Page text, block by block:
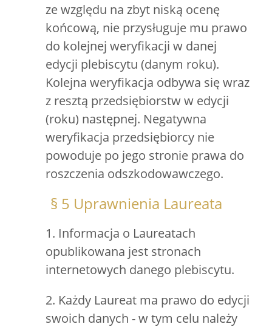
ze względu na zbyt niską ocenę
końcową, nie przysługuje mu prawo
do kolejnej weryfikacji w danej
edycji plebiscytu (danym roku).
Kolejna weryfikacja odbywa się wraz
z resztą przedsiębiorstw w edycji
(roku) następnej. Negatywna
weryfikacja przedsiębiorcy nie
powoduje po jego stronie prawa do
roszczenia odszkodowawczego.
§ 5 Uprawnienia Laureata
1. Informacja o Laureatach
opublikowana jest stronach
internetowych danego plebiscytu.
2. Każdy Laureat ma prawo do edycji
swoich danych - w tym celu należy